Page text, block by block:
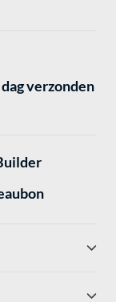
verzonden